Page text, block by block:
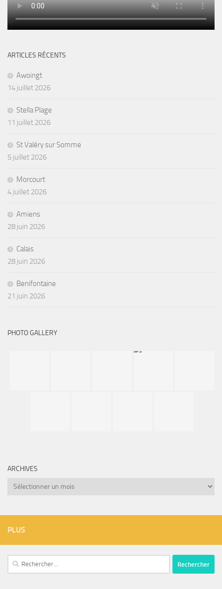
ARTICLES RÉCENTS
Awoingt
14 juillet 2026
Stella Plage
11 juillet 2026
St Valéry sur Somme
5 juillet 2026
Morcourt
4 juillet 2026
Amiens
28 juin 2026
Calais
28 juin 2026
Benifontaine
21 juin 2026
PHOTO GALLERY
ARCHIVES
Archives
PLUS
Rechercher :